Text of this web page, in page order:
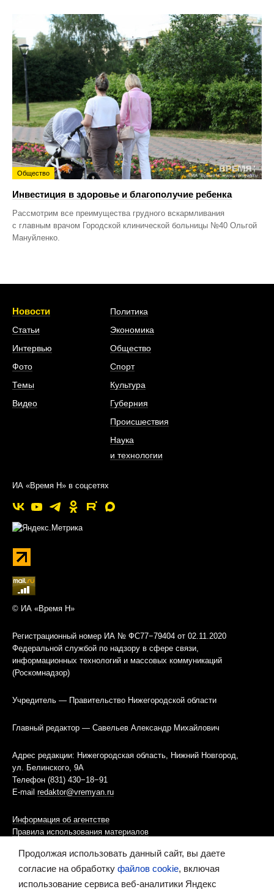
Общество
Инвестиция в здоровье и благополучие ребенка
Рассмотрим все преимущества грудного вскармливания
с главным врачом Городской клинической больницы №40 Ольгой
Мануйленко.
Новости
Статьи
Интервью
Фото
Темы
Видео
Политика
Экономика
Общество
Спорт
Культура
Губерния
Происшествия
Наука
и технологии
ИА «Время Н» в соцсетях
© ИА «Время Н»
Регистрационный номер ИА № ФС77−79404 от 02.11.2020
Федеральной службой по надзору в сфере связи,
информационных технологий и массовых коммуникаций
(Роскомнадзор)
Учредитель — Правительство Нижегородской области
Главный редактор — Савельев Александр Михайлович
Адрес редакции: Нижегородская область, Нижний Новгород,
ул. Белинского, 9А
Телефон (831) 430−18−91
E-mail redaktor@vremyan.ru
Информация об агентстве
Правила использования материалов
Информационная политика использования «cookies»-файлов
Ресурс содержит материалы 16+
Продолжая использовать данный сайт, вы даете
согласие на обработку файлов cookie, включая
использование сервиса веб-аналитики Яндекс